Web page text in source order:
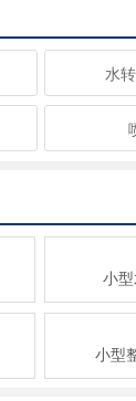
水
小
小型